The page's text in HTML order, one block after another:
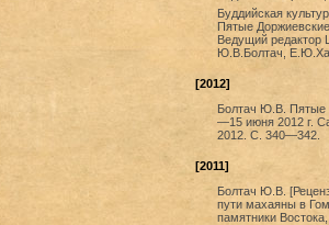
Буддийская
Пятые
Ведущий редактор
Ю.В.Болтач,
[2012]
Болтач Ю.В. Пятые
—15 июня 2012 г.
2012. С. 340—342.
[2011]
Болтач Ю.В.
пути махаяны в
памятники